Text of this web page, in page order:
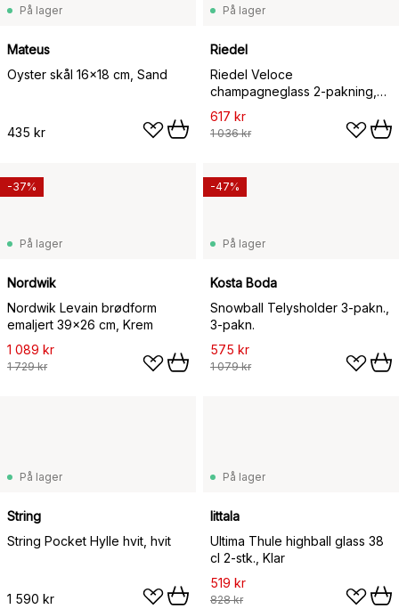
På lager
Mateus
Oyster skål 16x18 cm, Sand
435 kr
På lager
Riedel
Riedel Veloce
champagneglass 2-pakning,
32,7 cl
617 kr
1 036 kr
På lager
Nordwik
Nordwik Levain brødform
emaljert 39x26 cm, Krem
1 089 kr
1 729 kr
-37%
På lager
Kosta Boda
Snowball Telysholder 3-pakn.,
3-pakn.
575 kr
1 079 kr
-47%
På lager
String
String Pocket Hylle hvit, hvit
1 590 kr
På lager
Iittala
Ultima Thule highball glass 38
cl 2-stk., Klar
519 kr
828 kr